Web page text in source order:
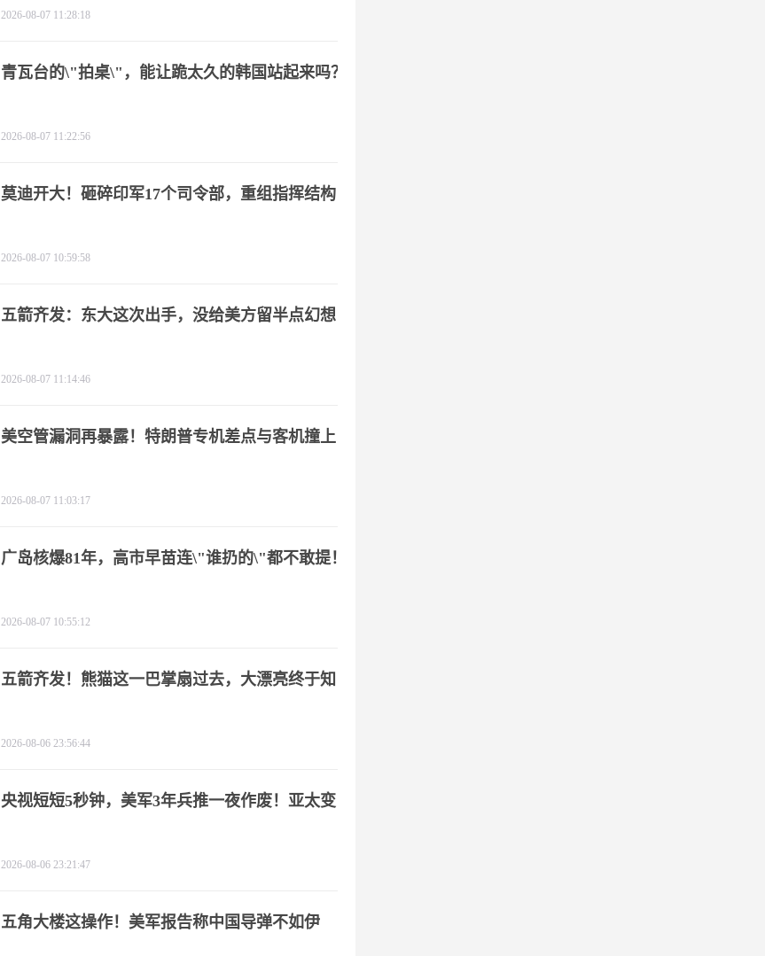
2026-08-07 11:28:18
青瓦台的\"拍桌\"，能让跪太久的韩国站起来吗？
2026-08-07 11:22:56
莫迪开大！砸碎印军17个司令部，重组指挥结构
2026-08-07 10:59:58
五箭齐发：东大这次出手，没给美方留半点幻想
2026-08-07 11:14:46
美空管漏洞再暴露！特朗普专机差点与客机撞上
2026-08-07 11:03:17
广岛核爆81年，高市早苗连\"谁扔的\"都不敢提！
2026-08-07 10:55:12
五箭齐发！熊猫这一巴掌扇过去，大漂亮终于知
2026-08-06 23:56:44
央视短短5秒钟，美军3年兵推一夜作废！亚太变
2026-08-06 23:21:47
五角大楼这操作！美军报告称中国导弹不如伊